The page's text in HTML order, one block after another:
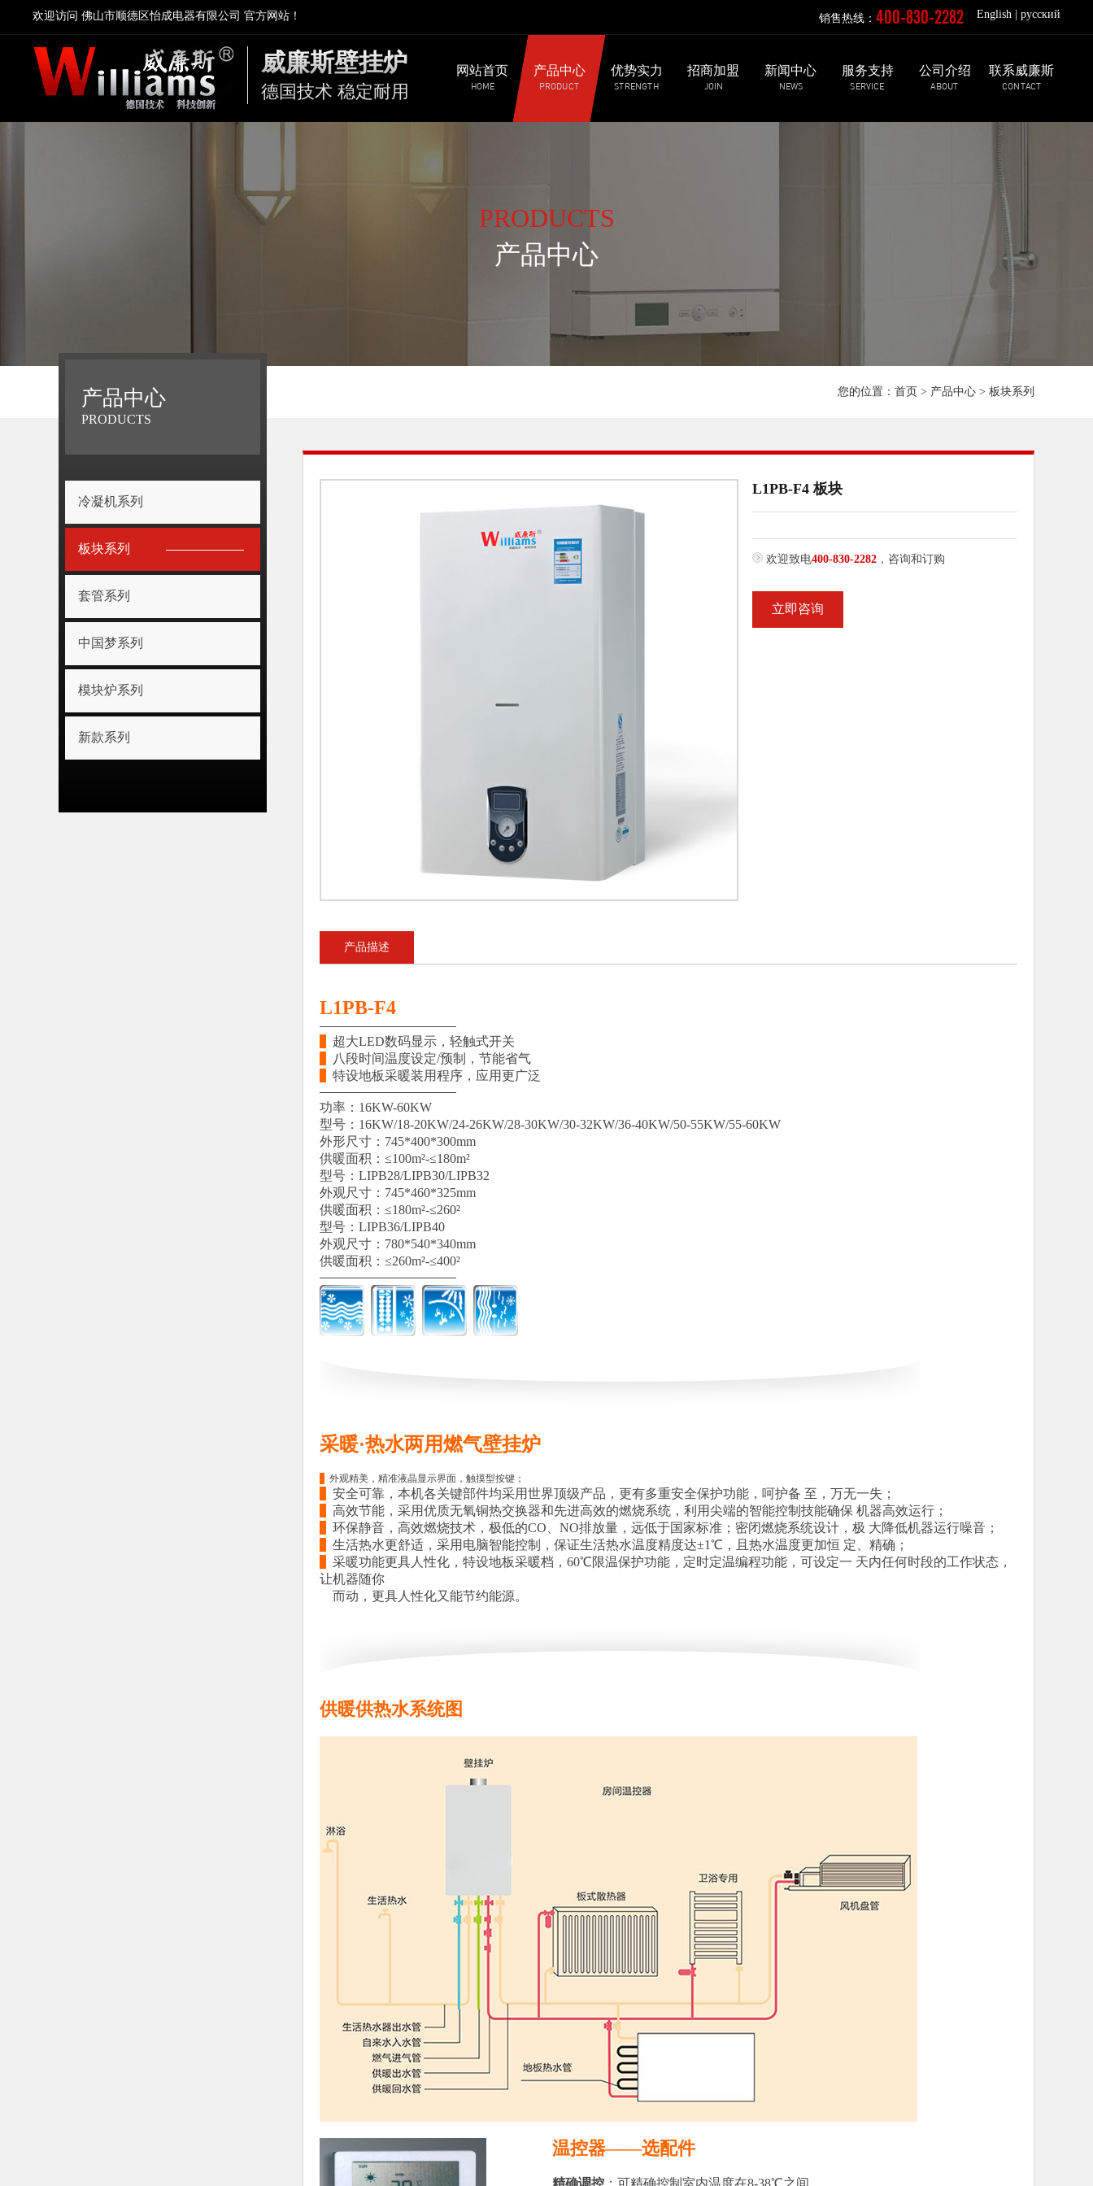
欢迎访问 佛山市顺德区怡成电器有限公司 官方网站！ English| русский
销售热线： 400-830-2282
威廉斯壁挂炉
德国技术 稳定耐用
网站首页
HOME
产品中心
PRODUCT
优势实力
STRENGTH
招商加盟
JOIN
新闻中心
NEWS
服务支持
SERVICE
公司介绍
ABOUT
联系威廉斯
CONTACT
PRODUCTS
产品中心
您的位置： 首页 > 产品中心 > 板块系列
产品中心
PRODUCTS
冷凝机系列
板块系列
套管系列
中国梦系列
模块炉系列
新款系列
L1PB-F4 板块
欢迎致电400-830-2282，咨询和订购
立即咨询
产品描述
L1PB-F4
超大LED数码显示，轻触式开关
八段时间温度设定/预制，节能省气
特设地板采暖装用程序，应用更广泛
功率：16KW-60KW
型号：16KW/18-20KW/24-26KW/28-30KW/30-32KW/36-40KW/50-55KW/55-60KW
外形尺寸：745*400*300mm
供暖面积：≤100m²-≤180m²
型号：LIPB28/LIPB30/LIPB32
外观尺寸：745*460*325mm
供暖面积：≤180m²-≤260²
型号：LIPB36/LIPB40
外观尺寸：780*540*340mm
供暖面积：≤260m²-≤400²
采暖·热水两用燃气壁挂炉
外观精美，精准液晶显示界面，触摸型按键；
安全可靠，本机各关键部件均采用世界顶级产品，更有多重安全保护功能，呵护备 至，万无一失；
高效节能，采用优质无氧铜热交换器和先进高效的燃烧系统，利用尖端的智能控制技能确保 机器高效运行；
环保静音，高效燃烧技术，极低的CO、NO排放量，远低于国家标准；密闭燃烧系统设计，极 大降低机器运行噪音；
生活热水更舒适，采用电脑智能控制，保证生活热水温度精度达±1℃，且热水温度更加恒 定、精确；
采暖功能更具人性化，特设地板采暖档，60℃限温保护功能，定时定温编程功能，可设定一 天内任何时段的工作状态，
让机器随你
而动，更具人性化又能节约能源。
供暖供热水系统图
温控器——选配件
精确调控 ：可精确控制室内温度在8-38℃之间